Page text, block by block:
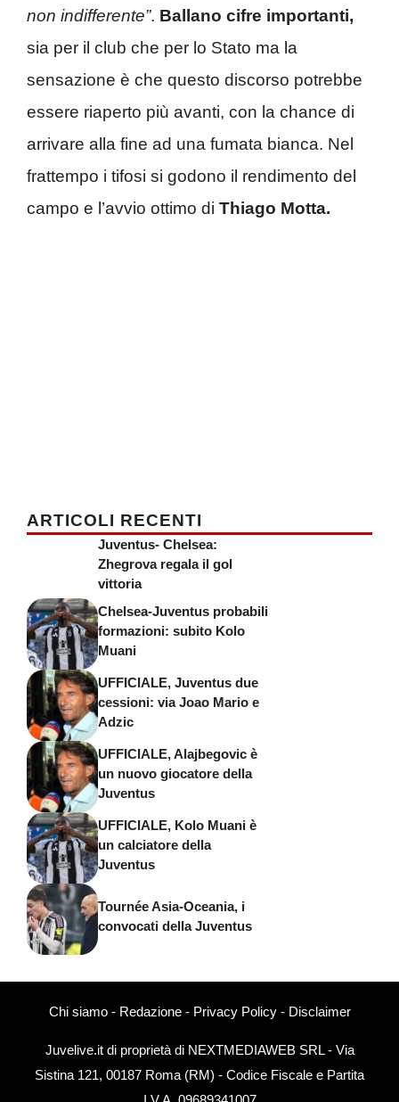
non indifferente”. Ballano cifre importanti,
sia per il club che per lo Stato ma la
sensazione è che questo discorso potrebbe
essere riaperto più avanti, con la chance di
arrivare alla fine ad una fumata bianca. Nel
frattempo i tifosi si godono il rendimento del
campo e l’avvio ottimo di Thiago Motta.
ARTICOLI RECENTI
Juventus- Chelsea:
Zhegrova regala il gol
vittoria
Chelsea-Juventus probabili
formazioni: subito Kolo
Muani
UFFICIALE, Juventus due
cessioni: via Joao Mario e
Adzic
UFFICIALE, Alajbegovic è
un nuovo giocatore della
Juventus
UFFICIALE, Kolo Muani è
un calciatore della
Juventus
Tournée Asia-Oceania, i
convocati della Juventus
Chi siamo- Redazione- Privacy Policy- Disclaimer
Juvelive.it di proprietà di NEXTMEDIAWEB SRL - Via
Sistina 121, 00187 Roma (RM) - Codice Fiscale e Partita